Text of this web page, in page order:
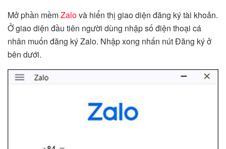
Mở phần mềmZalovà hiển thị giao diện đăng ký tài khoản.
Ở giao diện đầu tiên người dùng nhập số điện thoại cá
nhân muốn đăng ký Zalo. Nhập xong nhấn nút Đăng ký ở
bên dưới.